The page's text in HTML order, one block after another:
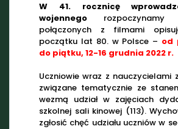
W 41. rocznicę
wojennego
połączonych z filmami
początku lat 80. w Polsce – od
do piątku, 12-16 grudnia 2022 r.
Uczniowie wraz z nauczycielami
związane tematycznie ze
wezmą udział w zajęciach
szkolnej sali kinowej (113).
zgłosić chęć udziału uczniów w